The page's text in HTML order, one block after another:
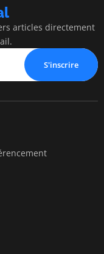
articles directement
S'inscrire